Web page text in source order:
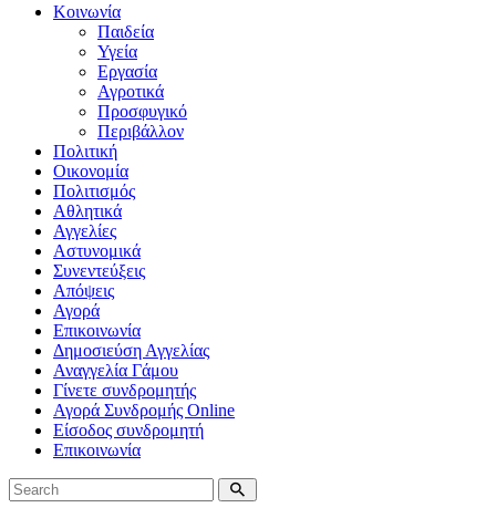
Κοινωνία
Παιδεία
Υγεία
Εργασία
Αγροτικά
Προσφυγικό
Περιβάλλον
Πολιτική
Οικονομία
Πολιτισμός
Αθλητικά
Αγγελίες
Αστυνομικά
Συνεντεύξεις
Απόψεις
Αγορά
Επικοινωνία
Δημοσιεύση Αγγελίας
Αναγγελία Γάμου
Γίνετε συνδρομητής
Αγορά Συνδρομής Online
Είσοδος συνδρομητή
Επικοινωνία